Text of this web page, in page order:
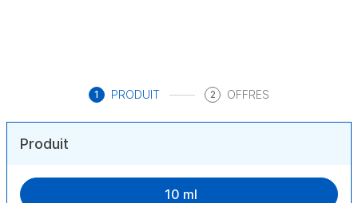
1 PRODUIT 2 OFFRES
Produit
10 ml